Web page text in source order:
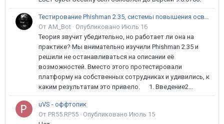
Тестирование Phishman 2.35, системы повышения осведомлённости пользователей в сфере ИБ
От AM_Bot · Опубликовано Июль 16
Теория звучит убедительно, но работает ли она на
практике? Мы внимательно изучили Phishman 2.35 и
решили не останавливаться на описании её
возможностей. Вместо этого протестировали
платформу на собственных сотрудниках и удивились, к
каким результатам это привело. 1. Введение2...
uVS - оффтопик
От PR55.RP55 · Опубликовано Июль 15